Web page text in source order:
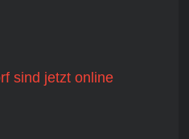
sind jetzt online